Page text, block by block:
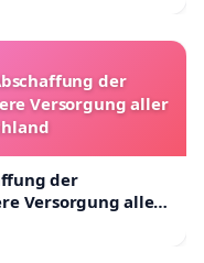
der
Versorgung aller
der
Versorgung aller